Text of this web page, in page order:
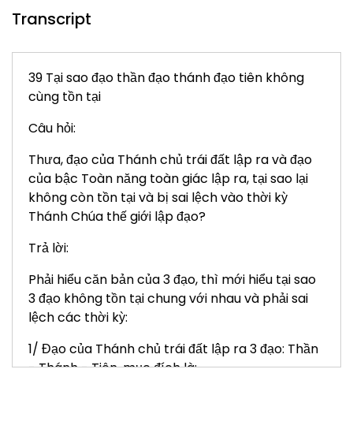
Transcript
39 Tại sao đạo thần đạo thánh đạo tiên không
cùng tồn tại
Câu hỏi:
Thưa, đạo của Thánh chủ trái đất lập ra và đạo
của bậc Toàn năng toàn giác lập ra, tại sao lại
không còn tồn tại và bị sai lệch vào thời kỳ
Thánh Chúa thế giới lập đạo?
Trả lời:
Phải hiểu căn bản của 3 đạo, thì mới hiểu tại sao
3 đạo không tồn tại chung với nhau và phải sai
lệch các thời kỳ:
1/ Đạo của Thánh chủ trái đất lập ra 3 đạo: Thần
- Thánh - Tiên, mục đích là: